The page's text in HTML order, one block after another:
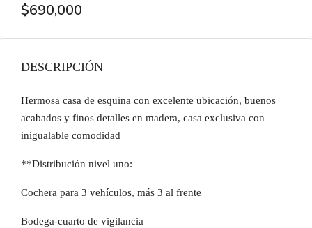
$690,000
DESCRIPCIÓN
Hermosa casa de esquina con excelente ubicación, buenos
acabados y finos detalles en madera, casa exclusiva con
inigualable comodidad
**Distribución nivel uno:
Cochera para 3 vehículos, más 3 al frente
Bodega-cuarto de vigilancia